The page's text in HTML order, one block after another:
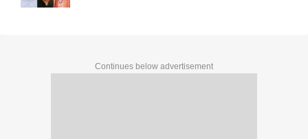
Continues below advertisement